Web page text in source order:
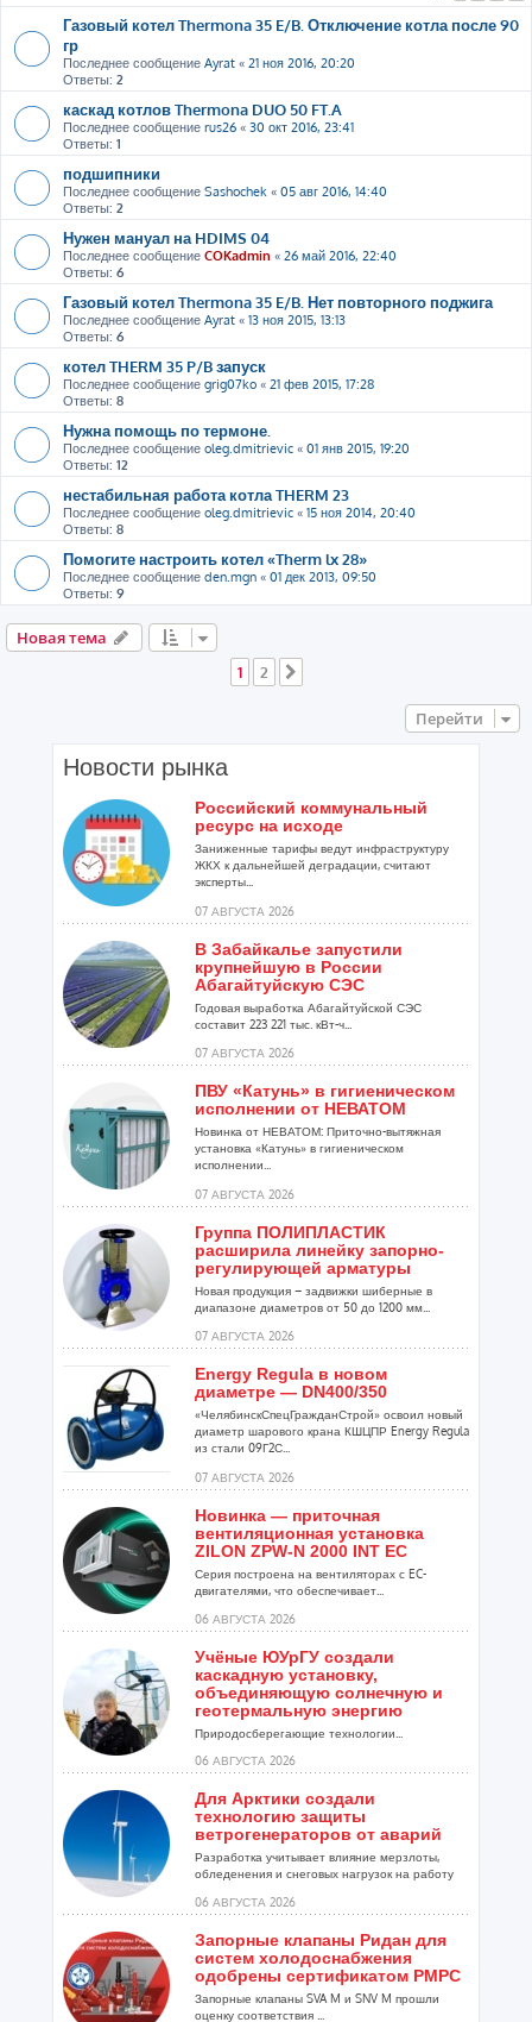
Газовый котел Thermona 35 E/B. Отключение котла после 90
гр
Последнее сообщение Ayrat « 21 ноя 2016, 20:20
Ответы: 2
каскад котлов Thermona DUO 50 FT.A
Последнее сообщение rus26 « 30 окт 2016, 23:41
Ответы: 1
подшипники
Последнее сообщение Sashochek « 05 авг 2016, 14:40
Ответы: 2
Нужен мануал на HDIMS 04
Последнее сообщение COKadmin « 26 май 2016, 22:40
Ответы: 6
Газовый котел Thermona 35 E/B. Нет повторного поджига
Последнее сообщение Ayrat « 13 ноя 2015, 13:13
Ответы: 6
котел THERM 35 P/B запуск
Последнее сообщение grig07ko « 21 фев 2015, 17:28
Ответы: 8
Нужна помощь по термоне.
Последнее сообщение oleg.dmitrievic « 01 янв 2015, 19:20
Ответы: 12
нестабильная работа котла THERM 23
Последнее сообщение oleg.dmitrievic « 15 ноя 2014, 20:40
Ответы: 8
Помогите настроить котел «Therm lx 28»
Последнее сообщение den.mgn « 01 дек 2013, 09:50
Ответы: 9
Новая тема
1
2
Перейти
Новости рынка
Российский коммунальный
ресурс на исходе
Заниженные тарифы ведут инфраструктуру
ЖКХ к дальнейшей деградации, считают
эксперты...
07 АВГУСТА 2026
В Забайкалье запустили
крупнейшую в России
Абагайтуйскую СЭС
Годовая выработка Абагайтуйской СЭС
составит 223 221 тыс. кВт-ч...
07 АВГУСТА 2026
ПВУ «Катунь» в гигиеническом
исполнении от НЕВАТОМ
Новинка от НЕВАТОМ: Приточно-вытяжная
установка «Катунь» в гигиеническом
исполнении...
07 АВГУСТА 2026
Группа ПОЛИПЛАСТИК
расширила линейку запорно-
регулирующей арматуры
Новая продукция – задвижки шиберные в
диапазоне диаметров от 50 до 1200 мм...
07 АВГУСТА 2026
Energy Regula в новом
диаметре — DN400/350
«ЧелябинскСпецГражданСтрой» освоил новый
диаметр шарового крана КШЦПР Energy Regula
из стали 09Г2С...
07 АВГУСТА 2026
Новинка — приточная
вентиляционная установка
ZILON ZPW-N 2000 INT EC
Серия построена на вентиляторах с EC-
двигателями, что обеспечивает...
06 АВГУСТА 2026
Учёные ЮУрГУ создали
каскадную установку,
объединяющую солнечную и
геотермальную энергию
Природосберегающие технологии...
06 АВГУСТА 2026
Для Арктики создали
технологию защиты
ветрогенераторов от аварий
Разработка учитывает влияние мерзлоты,
обледенения и снеговых нагрузок на работу
06 АВГУСТА 2026
Запорные клапаны Ридан для
систем холодоснабжения
одобрены сертификатом РМРС
Запорные клапаны SVA M и SNV M прошли
оценку соответствия ...